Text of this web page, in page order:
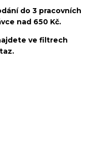
do 3 pracovních
nad 650 Kč.
ve filtrech